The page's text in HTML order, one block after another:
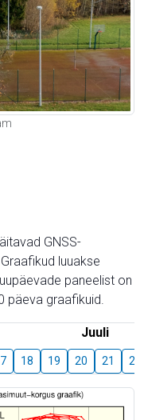
GNSS-
luuakse
paneelist on
päeva graafikuid.
Juuli
18 19 20 21 22